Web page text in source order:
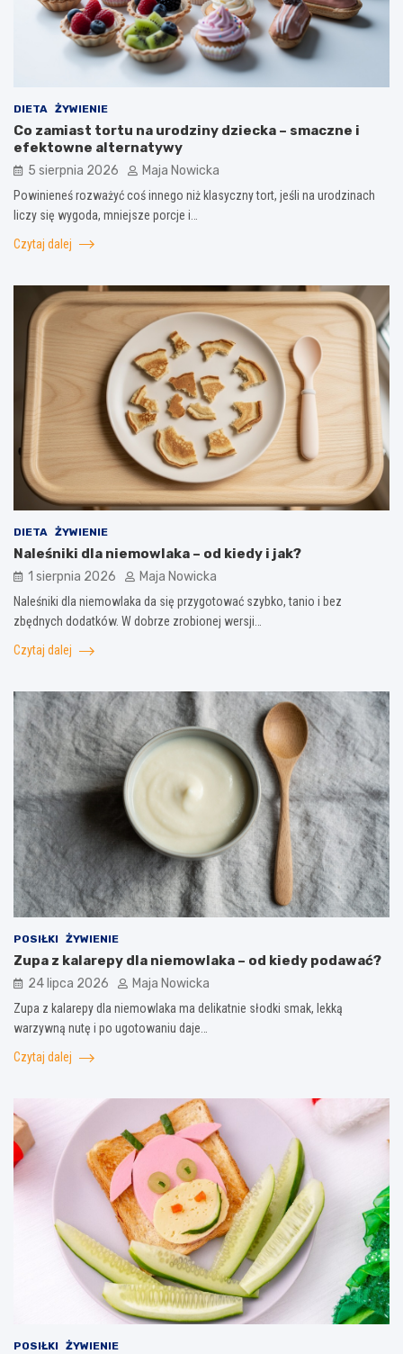
DIETA ŻYWIENIE
Co zamiast tortu na urodziny dziecka – smaczne i
efektowne alternatywy
5 sierpnia 2026 Maja Nowicka
Powinieneś rozważyć coś innego niż klasyczny tort, jeśli na urodzinach
liczy się wygoda, mniejsze porcje i…
Czytaj dalej
DIETA ŻYWIENIE
Naleśniki dla niemowlaka – od kiedy i jak?
1 sierpnia 2026 Maja Nowicka
Naleśniki dla niemowlaka da się przygotować szybko, tanio i bez
zbędnych dodatków. W dobrze zrobionej wersji…
Czytaj dalej
POSIŁKI ŻYWIENIE
Zupa z kalarepy dla niemowlaka – od kiedy podawać?
24 lipca 2026 Maja Nowicka
Zupa z kalarepy dla niemowlaka ma delikatnie słodki smak, lekką
warzywną nutę i po ugotowaniu daje…
Czytaj dalej
POSIŁKI ŻYWIENIE